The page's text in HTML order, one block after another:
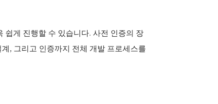
게 진행할 수 있습니다. 사전 인증의 장
, 그리고 인증까지 전체 개발 프로세스를